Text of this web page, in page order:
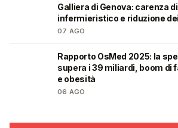
Galliera di Genova: carenza
infermieristico e riduzione
07 AGO
Rapporto OsMed 2025: la
supera i 39 miliardi, boom di
e obesità
06 AGO